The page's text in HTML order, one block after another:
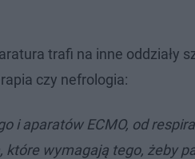
trafi na inne oddziały
czy nefrologia:
i aparatów ECMO, od
wymagają tego, żeby